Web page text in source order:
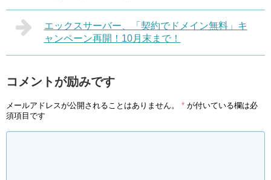
エックスサーバー、「契約でドメイン無料」キ
ャンペーン再開！10月末まで！
コメントが励みです
メールアドレスが公開されることはありません。 * が付いている欄は必
須項目です